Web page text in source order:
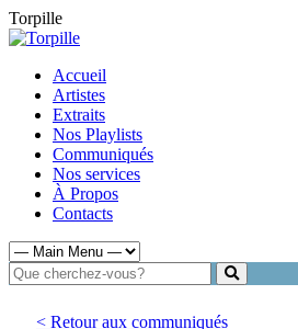
Torpille
Accueil
Artistes
Extraits
Nos Playlists
Communiqués
Nos services
À Propos
Contacts
< Retour aux communiqués